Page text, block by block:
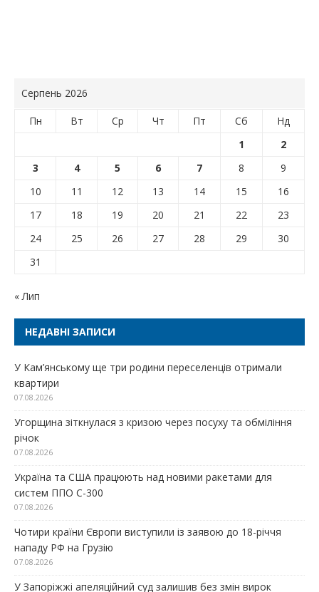
Серпень 2026
Пн Вт Ср Чт Пт Сб
Нд
1
2
3
4 5 6 7 8
9
10
11 12 13 14 15
16
17
18 19 20 21 22
23
24
25 26 27 28 29
30
31
« Лип
НЕДАВНІ ЗАПИСИ
У Кам’янському ще три родини переселенців отримали
квартири
07.08.2026
Угорщина зіткнулася з кризою через посуху та обміління
річок
07.08.2026
Україна та США працюють над новими ракетами для
систем ППО С-300
07.08.2026
Чотири країни Європи виступили із заявою до 18-річчя
нападу РФ на Грузію
07.08.2026
У Запоріжжі апеляційний суд залишив без змін вирок